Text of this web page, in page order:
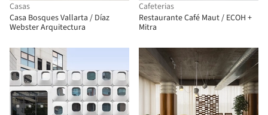
Casas
Casa Bosques Vallarta / Díaz
Webster Arquitectura
Cafeterias
Restaurante Café Maut / ECOH +
Mitra